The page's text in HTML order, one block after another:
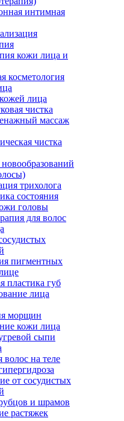
интимная
кожи лица и
косметология
лица
чистка
массаж
чистка
трихолога
состояния
головы
для волос
пигментных
пластика губ
лица
морщин
кожи лица
сыпи
на теле
от сосудистых
и шрамов
растяжек